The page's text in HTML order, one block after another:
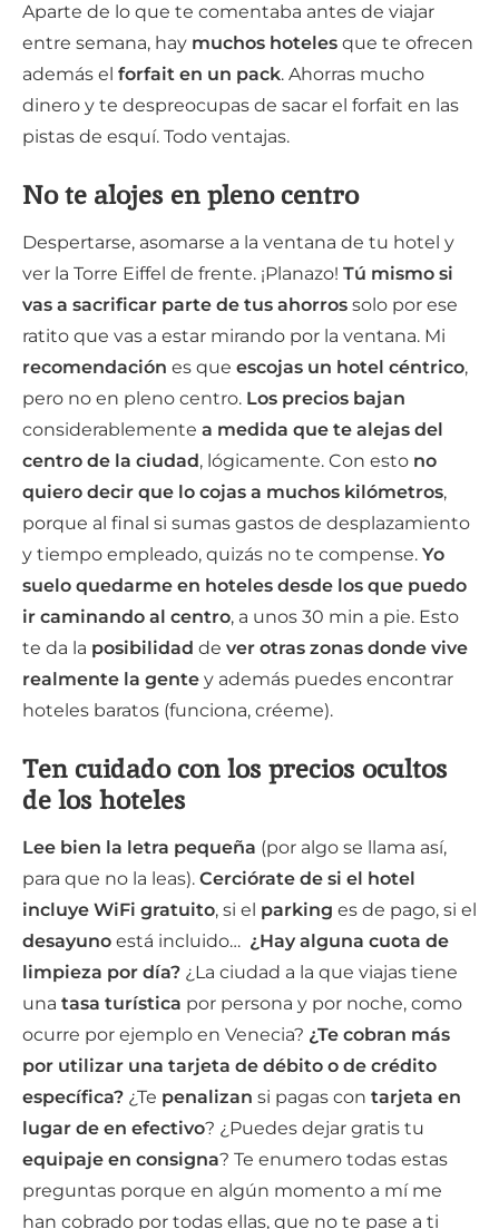
Aparte de lo que te comentaba antes de viajar
entre semana, hay muchos hoteles que te ofrecen
además el forfait en un pack. Ahorras mucho
dinero y te despreocupas de sacar el forfait en las
pistas de esquí. Todo ventajas.
No te alojes en pleno centro
Despertarse, asomarse a la ventana de tu hotel y
ver la Torre Eiffel de frente. ¡Planazo! Tú mismo si
vas a sacrificar parte de tus ahorros solo por ese
ratito que vas a estar mirando por la ventana. Mi
recomendación es que escojas un hotel céntrico,
pero no en pleno centro. Los precios bajan
considerablemente a medida que te alejas del
centro de la ciudad, lógicamente. Con esto no
quiero decir que lo cojas a muchos kilómetros,
porque al final si sumas gastos de desplazamiento
y tiempo empleado, quizás no te compense. Yo
suelo quedarme en hoteles desde los que puedo
ir caminando al centro, a unos 30 min a pie. Esto
te da la posibilidad de ver otras zonas donde vive
realmente la gente y además puedes encontrar
hoteles baratos (funciona, créeme).
Ten cuidado con los precios ocultos
de los hoteles
Lee bien la letra pequeña (por algo se llama así,
para que no la leas). Cerciórate de si el hotel
incluye WiFi gratuito, si el parking es de pago, si el
desayuno está incluido… ¿Hay alguna cuota de
limpieza por día? ¿La ciudad a la que viajas tiene
una tasa turística por persona y por noche, como
ocurre por ejemplo en Venecia? ¿Te cobran más
por utilizar una tarjeta de débito o de crédito
específica? ¿Te penalizan si pagas con tarjeta en
lugar de en efectivo? ¿Puedes dejar gratis tu
equipaje en consigna? Te enumero todas estas
preguntas porque en algún momento a mí me
han cobrado por todas ellas, que no te pase a ti